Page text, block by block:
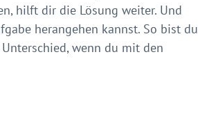
hilft dir die Lösung weiter. Und
herangehen kannst. So bist du
wenn du mit den